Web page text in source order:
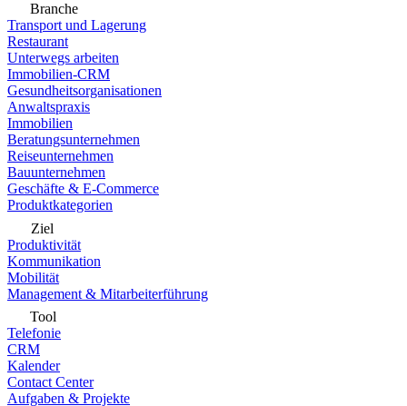
Branche
Transport und Lagerung
Restaurant
Unterwegs arbeiten
Immobilien-CRM
Gesundheitsorganisationen
Anwaltspraxis
Immobilien
Beratungsunternehmen
Reiseunternehmen
Bauunternehmen
Geschäfte & E-Commerce
Produktkategorien
Ziel
Produktivität
Kommunikation
Mobilität
Management & Mitarbeiterführung
Tool
Telefonie
CRM
Kalender
Contact Center
Aufgaben & Projekte